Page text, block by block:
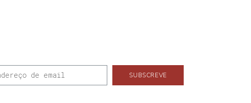
SUBSCREVE